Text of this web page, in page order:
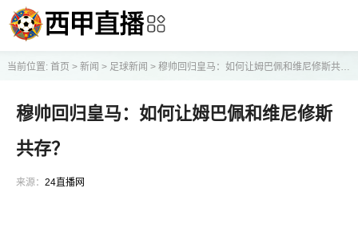
当前位置: 首页 > 新闻 > 足球新闻 > 穆帅回归皇马：如何让姆巴佩和维尼修斯共存？
穆帅回归皇马：如何让姆巴佩和维尼修斯
共存？
来源： 24直播网